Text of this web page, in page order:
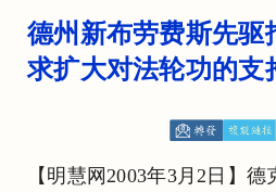
德州新布劳费斯先驱
求扩大对法轮功的支
【明慧网2003年3月2日】